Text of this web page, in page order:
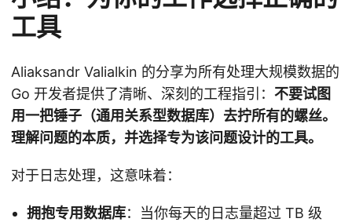
工具
Aliaksandr Valialkin 的分享为所有处理大规模数据的
Go 开发者提供了清晰、深刻的工程指引： 不要试图
用一把锤子（通用关系型数据库）去拧所有的螺丝。
理解问题的本质，并选择专为该问题设计的工具。
对于日志处理，这意味着：
拥抱专用数据库：当你每天的日志量超过 TB 级